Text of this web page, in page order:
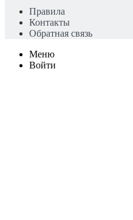
Правила
Контакты
Обратная связь
Меню
Войти